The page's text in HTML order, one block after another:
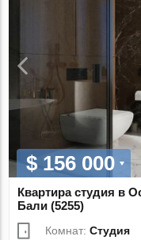
$ 156 000
Квартира студия в
Бали (5255)
Комнат:Студия